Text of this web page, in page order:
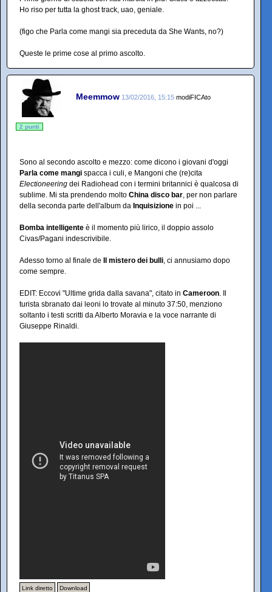
Ho riso per tutta la ghost track, uao, geniale.
(figo che Parla come mangi sia preceduta da She Wants, no?)
Queste le prime cose al primo ascolto.
Meemmow 13/02/2016, 15:15 modiFICAto
2 punti
Sono al secondo ascolto e mezzo: come dicono i giovani d'oggi
Parla come mangi spacca i culi, e Mangoni che (re)cita
Electioneering dei Radiohead con i termini britannici è qualcosa di
sublime. Mi sta prendendo molto China disco bar, per non parlare
della seconda parte dell'album da Inquisizione in poi ...
Bomba intelligente è il momento più lirico, il doppio assolo
Civas/Pagani indescrivibile.
Adesso torno al finale de Il mistero dei bulli, ci annusiamo dopo
come sempre.
EDIT: Eccovi "Ultime grida dalla savana", citato in Cameroon. Il
turista sbranato dai leoni lo trovate al minuto 37:50, menziono
soltanto i testi scritti da Alberto Moravia e la voce narrante di
Giuseppe Rinaldi.
Link diretto Download